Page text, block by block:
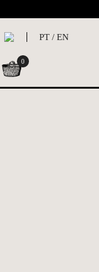
PT / EN
0